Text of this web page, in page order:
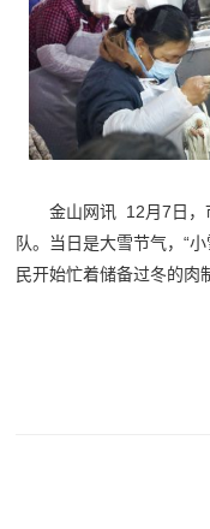
金山网讯 12月7日，
队。当日是大雪节气，“
民开始忙着储备过冬的肉